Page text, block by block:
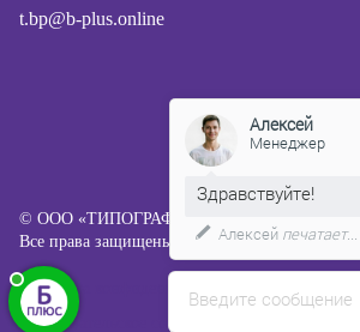
t.bp@b-plus.online
© ООО «ТИПОГРАФИЯ Б ПЛЮС», 2013-2026
Все права защищены.
Политика конфиденциальности
Пользовательское соглашение
Введите сообщение
Алексей
Менеджер
Здравствуйте!
Алексейпечатает...